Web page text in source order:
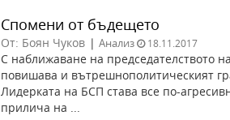
Спомени от бъдещето
От: Боян Чуков | Анализ 18.11.2017
С наближаване на председателството
повишава и вътрешнополитическият
Лидерката на БСП става все по-
прилича на ...